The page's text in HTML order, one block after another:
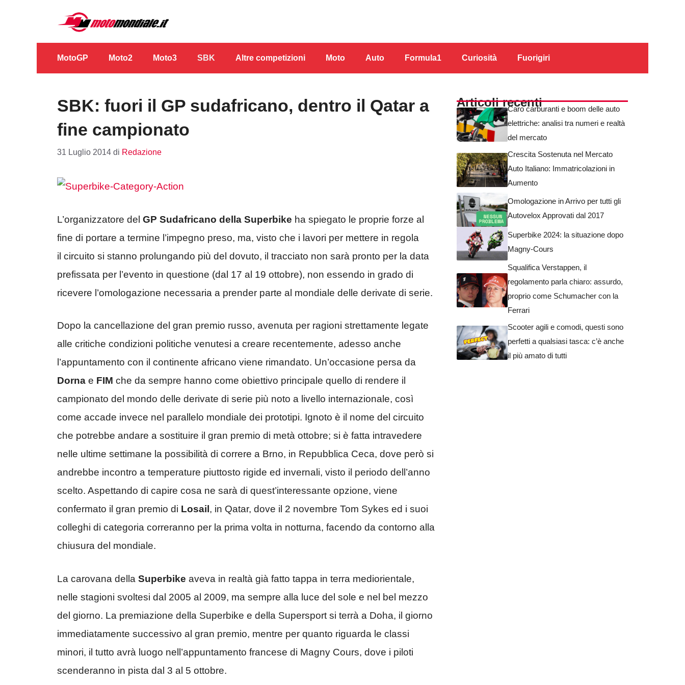
contenuto
MotoGP Moto2 Moto3 SBK Altre competizioni Moto Auto Formula1 Curiosità Fuorigiri
SBK: fuori il GP sudafricano, dentro il Qatar a
fine campionato
31 Luglio 2014 di Redazione
L’organizzatore del GP Sudafricano della Superbike ha spiegato le proprie forze al
fine di portare a termine l’impegno preso, ma, visto che i lavori per mettere in regola
il circuito si stanno prolungando più del dovuto, il tracciato non sarà pronto per la data
prefissata per l’evento in questione (dal 17 al 19 ottobre), non essendo in grado di
ricevere l’omologazione necessaria a prender parte al mondiale delle derivate di serie.
Dopo la cancellazione del gran premio russo, avenuta per ragioni strettamente legate
alle critiche condizioni politiche venutesi a creare recentemente, adesso anche
l’appuntamento con il continente africano viene rimandato. Un’occasione persa da
Dorna e FIM che da sempre hanno come obiettivo principale quello di rendere il
campionato del mondo delle derivate di serie più noto a livello internazionale, così
come accade invece nel parallelo mondiale dei prototipi. Ignoto è il nome del circuito
che potrebbe andare a sostituire il gran premio di metà ottobre; si è fatta intravedere
nelle ultime settimane la possibilità di correre a Brno, in Repubblica Ceca, dove però si
andrebbe incontro a temperature piuttosto rigide ed invernali, visto il periodo dell’anno
scelto. Aspettando di capire cosa ne sarà di quest’interessante opzione, viene
confermato il gran premio di Losail , in Qatar, dove il 2 novembre Tom Sykes ed i suoi
colleghi di categoria correranno per la prima volta in notturna, facendo da contorno alla
chiusura del mondiale.
La carovana della Superbike aveva in realtà già fatto tappa in terra mediorientale,
nelle stagioni svoltesi dal 2005 al 2009, ma sempre alla luce del sole e nel bel mezzo
del giorno. La premiazione della Superbike e della Supersport si terrà a Doha, il giorno
immediatamente successivo al gran premio, mentre per quanto riguarda le classi
minori, il tutto avrà luogo nell’appuntamento francese di Magny Cours, dove i piloti
scenderanno in pista dal 3 al 5 ottobre.
Articoli recentiCaro carburanti e boom delle auto
elettriche: analisi tra numeri e realtà
del mercato
Crescita Sostenuta nel Mercato
Auto Italiano: Immatricolazioni in
Aumento
Omologazione in Arrivo per tutti gli
Autovelox Approvati dal 2017
Superbike 2024: la situazione dopo
Magny-Cours
Squalifica Verstappen, il
regolamento parla chiaro: assurdo,
proprio come Schumacher con la
Ferrari
Scooter agili e comodi, questi sono
perfetti a qualsiasi tasca: c’è anche
il più amato di tutti